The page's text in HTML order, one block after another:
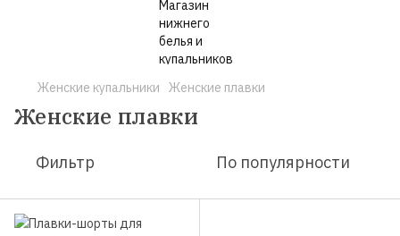
Женские купальники Женские плавки
Женские плавки
Фильтр По популярности